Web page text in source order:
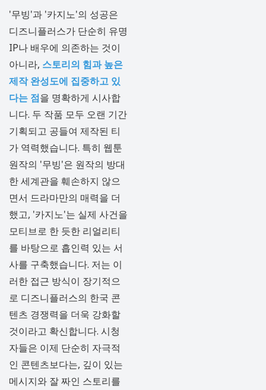
'무빙'과 '카지노'의 성공은
디즈니플러스가 단순히 유명
IP나 배우에 의존하는 것이
아니라, 스토리의 힘과 높은
제작 완성도에 집중하고 있
다는 점을 명확하게 시사합
니다. 두 작품 모두 오랜 기간
기획되고 공들여 제작된 티
가 역력했습니다. 특히 웹툰
원작의 '무빙'은 원작의 방대
한 세계관을 훼손하지 않으
면서 드라마만의 매력을 더
했고, '카지노'는 실제 사건을
모티브로 한 듯한 리얼리티
를 바탕으로 흡인력 있는 서
사를 구축했습니다. 저는 이
러한 접근 방식이 장기적으
로 디즈니플러스의 한국 콘
텐츠 경쟁력을 더욱 강화할
것이라고 확신합니다. 시청
자들은 이제 단순히 자극적
인 콘텐츠보다는, 깊이 있는
메시지와 잘 짜인 스토리를